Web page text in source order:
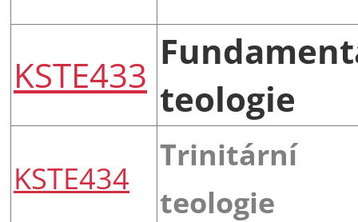
KSTE433
teologie
KSTE434
Trinitární
teologie